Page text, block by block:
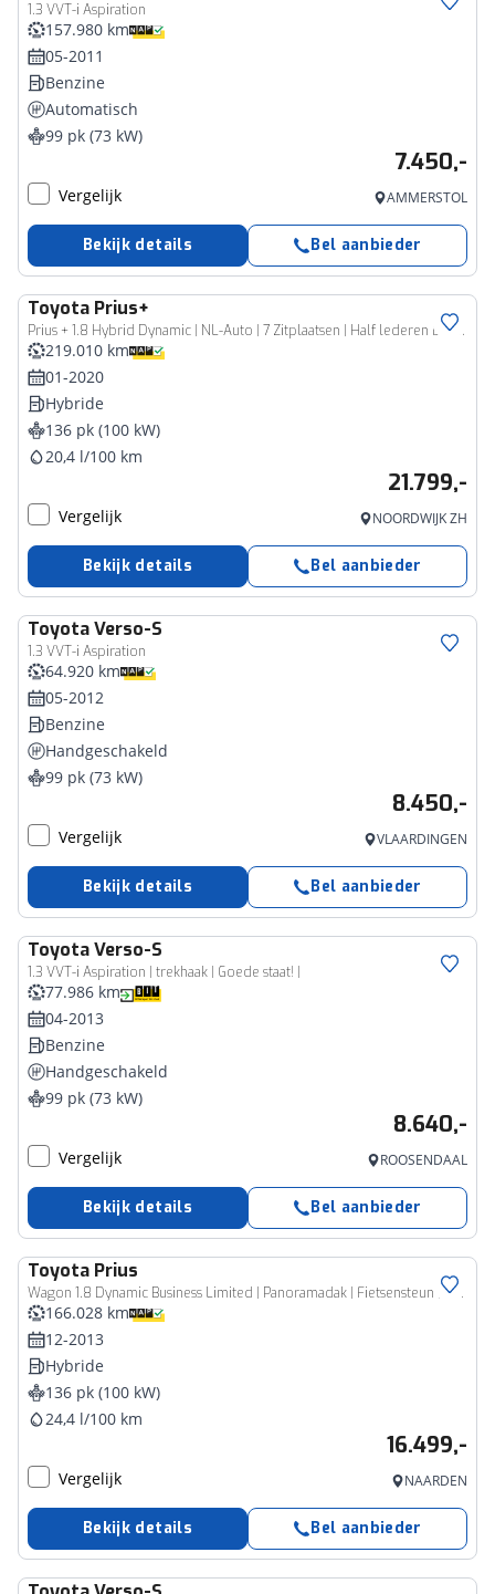
1.3 VVT-i Aspiration
157.980 km
05-2011
Benzine
Automatisch
99 pk (73 kW)
7.450,-
Vergelijk AMMERSTOL
Bekijk details Bel aanbieder
Toyota Prius+
Prius + 1.8 Hybrid Dynamic | NL-Auto | 7 Zitplaatsen | Half lederen bekleding | *
219.010 km
01-2020
Hybride
136 pk (100 kW)
20,4 l/100 km
21.799,-
Vergelijk NOORDWIJK ZH
Bekijk details Bel aanbieder
ToyotaVerso-S
1.3 VVT-i Aspiration
64.920 km
05-2012
Benzine
Handgeschakeld
99 pk (73 kW)
8.450,-
Vergelijk VLAARDINGEN
Bekijk details Bel aanbieder
ToyotaVerso-S
1.3 VVT-i Aspiration | trekhaak | Goede staat! |
77.986 km
04-2013
Benzine
Handgeschakeld
99 pk (73 kW)
8.640,-
Vergelijk ROOSENDAAL
Bekijk details Bel aanbieder
Toyota Prius
Wagon 1.8 Dynamic Business Limited | Panoramadak | Fietsensteun | Navigatie | JBL | Stoelverwarming | Head-up display | LED | Keyless | Adaptive Cruise | Parkeersensoren voor/achter | Camera | Clima | 15 inch | Rijstrooksensor | Bluetooth
166.028 km
12-2013
Hybride
136 pk (100 kW)
24,4 l/100 km
16.499,-
Vergelijk NAARDEN
Bekijk details Bel aanbieder